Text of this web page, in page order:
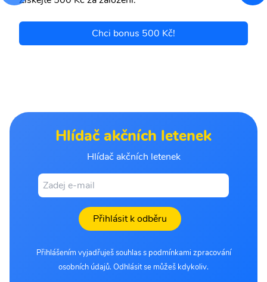
Chci bonus 500 Kč!
Hlídač akčních letenek
Hlídač akčních letenek
Přihlásit k odběru
Přihlášením vyjadřuješ souhlas s podmínkami zpracování
osobních údajů. Odhlásit se můžeš kdykoliv.